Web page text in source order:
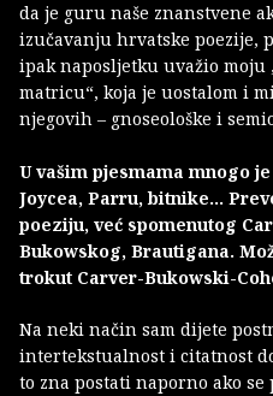
da je guru naše znanstvene
izučavanju hrvatske poezije,
ipak naposljetku uvažio
matricu“, koja je uostalom i
njegovih – gnoseološke i
U vašim pjesmama mnogo
Joycea, Parru, bitnike...
poeziju, već spomenutog
Bukowskog, Brautigana.
trokut Carver-Bukowski-
Na neki način sam dijete
intertekstualnost i citatnost
to zna postati naporno ako